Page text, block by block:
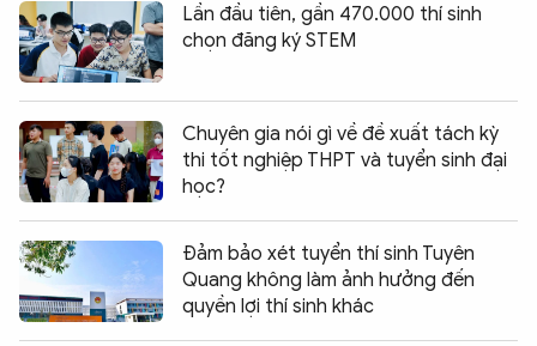
Lần đầu tiên, gần 470.000 thí sinh
chọn đăng ký STEM
Chuyên gia nói gì về đề xuất tách kỳ
thi tốt nghiệp THPT và tuyển sinh đại
học?
Đảm bảo xét tuyển thí sinh Tuyên
Quang không làm ảnh hưởng đến
quyền lợi thí sinh khác